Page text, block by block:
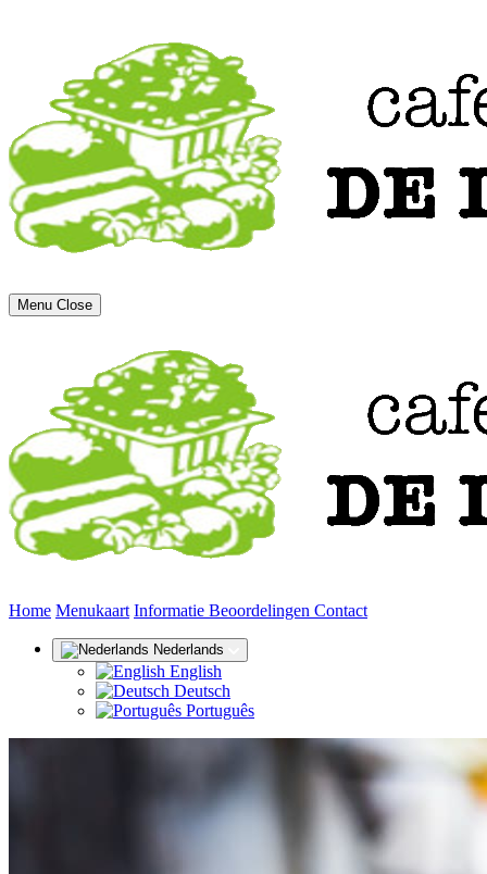
Menu Close
Home Menukaart Informatie Beoordelingen (huidige)
Contact
Nederlands
English
Deutsch
Português